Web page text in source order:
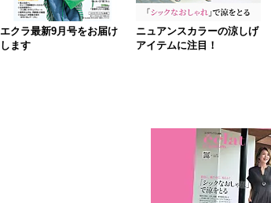
エクラ最新9月号をお届け
します
ニュアンスカラーの涼しげ
アイテムに注目！